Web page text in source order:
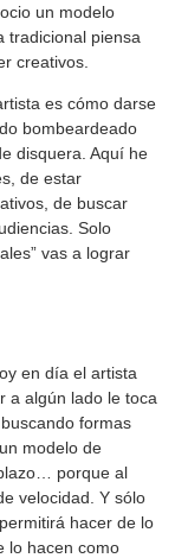
un modelo
tradicional piensa
creativos.
es cómo darse
bombeardeado
disquera. Aquí he
de estar
de buscar
Solo
vas a lograr
en día el artista
a algún lado le toca
formas
modelo de
porque al
velocidad. Y sólo
hacer de lo
lo hacen como